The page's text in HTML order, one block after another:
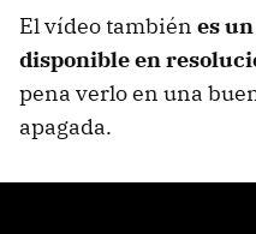
El vídeo también es un
disponible en
pena verlo en una
apagada.